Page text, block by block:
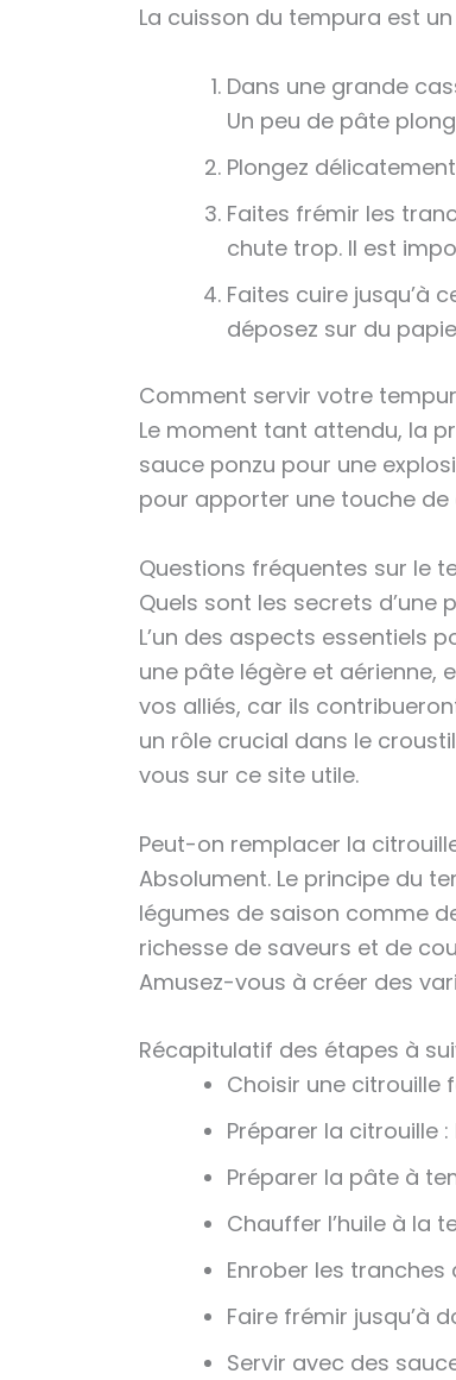
La cuisson du tempura est
Dans une grande
Un peu de pâte
Plongez
Faites frémir les
chute trop. Il est
Faites cuire jusqu’à
déposez sur du
Comment servir votre
Le moment tant attendu, la
sauce ponzu pour une
pour apporter une touche
Questions fréquentes sur le
Quels sont les secrets d’une
L’un des aspects essentiels
une pâte légère et aérienne,
vos alliés, car ils
un rôle crucial dans le
vous sur ce site utile.
Peut-on remplacer la
Absolument. Le principe du
légumes de saison comme
richesse de saveurs et de
Amusez-vous à créer des
Récapitulatif des étapes à
Choisir une citrouille
Préparer la citrouille
Préparer la pâte à
Chauffer l’huile à la
Enrober les
Faire frémir jusqu’à
Servir avec des